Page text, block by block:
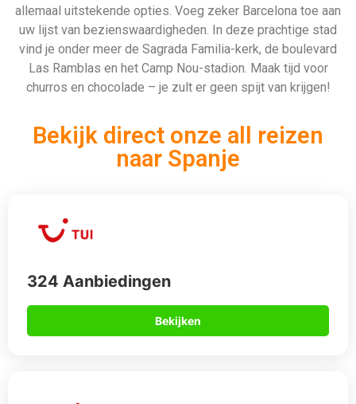
allemaal uitstekende opties. Voeg zeker Barcelona toe aan
uw lijst van bezienswaardigheden. In deze prachtige stad
vind je onder meer de Sagrada Familia-kerk, de boulevard
Las Ramblas en het Camp Nou-stadion. Maak tijd voor
churros en chocolade – je zult er geen spijt van krijgen!
Bekijk direct onze all reizen
naar Spanje
324 Aanbiedingen
Bekijken